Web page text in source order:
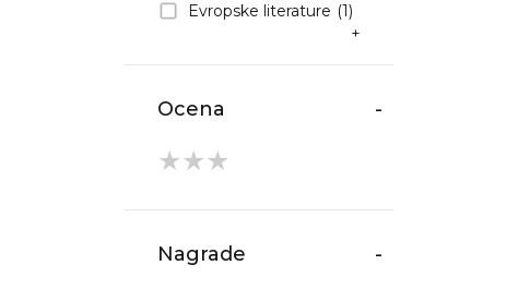
Evropske literature (1)
+
Ocena -
★
★
★
Nagrade -